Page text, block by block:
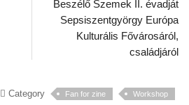
Beszélő Szemek II. évadját
Sepsiszentgyörgy Európa
Kulturális Fővárosáról,
családjáról
Category Fan for zine Workshop